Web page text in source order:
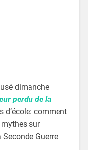
dimanche
perdu de la
d’école: comment
mythes sur
Guerre